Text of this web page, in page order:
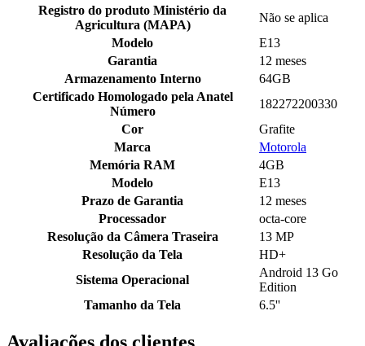
Registro do produto Ministério da
Agricultura (MAPA)
Não se aplica
Modelo
E13
Garantia
12 meses
Armazenamento Interno
64GB
Certificado Homologado pela Anatel
Número
182272200330
Cor
Grafite
Marca
Motorola
Memória RAM
4GB
Modelo
E13
Prazo de Garantia
12 meses
Processador
octa-core
Resolução da Câmera Traseira
13 MP
Resolução da Tela
HD+
Sistema Operacional
Android 13 Go
Edition
Tamanho da Tela
6.5''
Avaliações dos clientes